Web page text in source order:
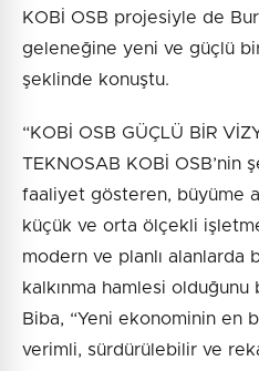
KOBİ OSB projesiyle de
geleneğine yeni ve güçlü
şeklinde konuştu.
“KOBİ OSB GÜÇLÜ BİR
TEKNOSAB KOBİ OSB’nin
faaliyet gösteren, büyüme
küçük ve orta ölçekli
modern ve planlı alanlarda
kalkınma hamlesi
Biba, “Yeni ekonominin en
verimli, sürdürülebilir ve